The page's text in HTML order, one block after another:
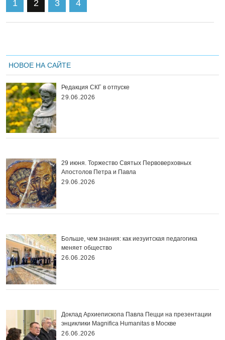
1 2 3 4
НОВОЕ НА САЙТЕ
Редакция СКГ в отпуске
29.06.2026
29 июня. Торжество Святых Первоверховных
Апостолов Петра и Павла
29.06.2026
Больше, чем знания: как иезуитская педагогика
меняет общество
26.06.2026
Доклад Архиепископа Павла Пецци на презентации
энциклики Magnifica Нumanitas в Москве
26.06.2026